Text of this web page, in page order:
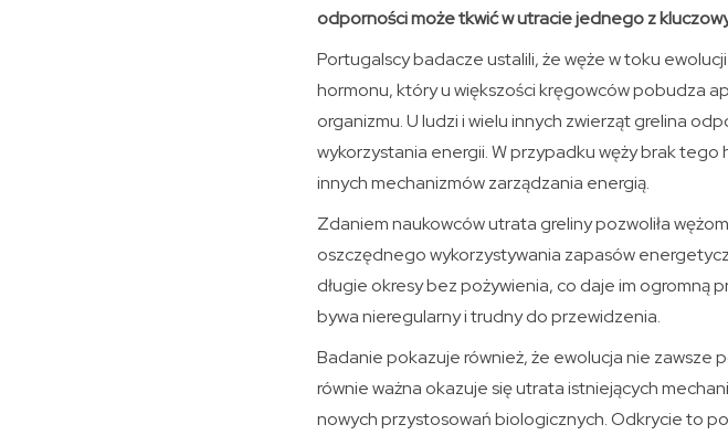
odporności może tkwić w utracie jednego z
Portugalscy badacze ustalili, że węże w toku
hormonu, który u większości kręgowców pobudza
organizmu. U ludzi i wielu innych zwierząt grelina
wykorzystania energii. W przypadku węży brak
innych mechanizmów zarządzania energią.
Zdaniem naukowców utrata greliny pozwoliła
oszczędnego wykorzystywania zapasów
długie okresy bez pożywienia, co daje im
bywa nieregularny i trudny do przewidzenia.
Badanie pokazuje również, że ewolucja nie zawsze
równie ważna okazuje się utrata istniejących
nowych przystosowań biologicznych. Odkrycie to